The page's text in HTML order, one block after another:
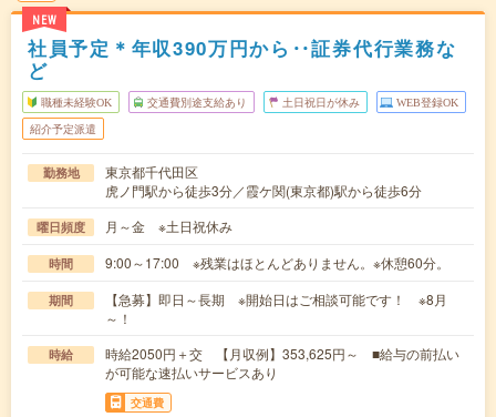
NEW
社員予定＊年収390万円から‥証券代行業務な
ど
職種未経験OK 交通費別途支給あり 土日祝日が休み WEB登録OK
紹介予定派遣
勤務地
東京都千代田区
虎ノ門駅から徒歩3分／霞ケ関(東京都)駅から徒歩6分
曜日頻度 月～金 ※土日祝休み
時間 9:00～17:00 ※残業はほとんどありません。※休憩60分。
期間
【急募】即日～長期 ※開始日はご相談可能です！ ※8月
～！
時給
時給2050円＋交 【月収例】353,625円～ ■給与の前払い
が可能な速払いサービスあり
交通費